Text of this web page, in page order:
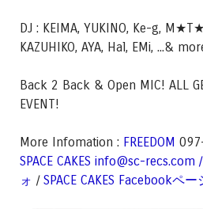
DJ : KEIMA, YUKINO, Ke-g,
KAZUHIKO, AYA, Hal, EMi, ...&
Back 2 Back & Open MIC! ALL
EVENT!
More Infomation : FREEDOM
SPACE CAKES info@sc-recs.com /
ォ / SPACE CAKES Facebookペー